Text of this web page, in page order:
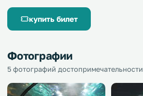
купить билет
Фотографии
5 фотографий достопримечательности